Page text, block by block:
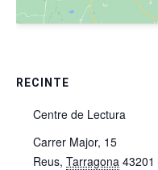
RECINTE
Centre de Lectura
Carrer Major, 15
Reus, Tarragona 43201